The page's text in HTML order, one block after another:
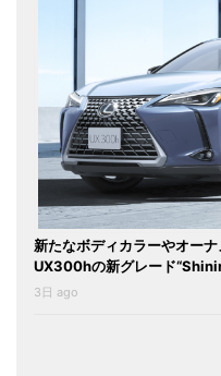
新たなボディカラーやオー
UX300hの新グレード
3日 ago